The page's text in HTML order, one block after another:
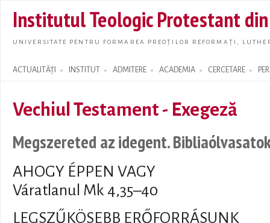
main
Institutul Teologic Protestant
UNIVERSITATE PENTRU FORMAREA PREOȚILOR REFORMAȚI,
ACTUALITĂȚI INSTITUT ADMITERE ACADEMIA CERCETARE
Search form
Vechiul Testament - Exegeză
Megszereted az idegent.
AHOGY ÉPPEN VAGY
Váratlanul Mk 4,35–40
LEGSZŰKÖSEBB ERŐFORRÁSUNK